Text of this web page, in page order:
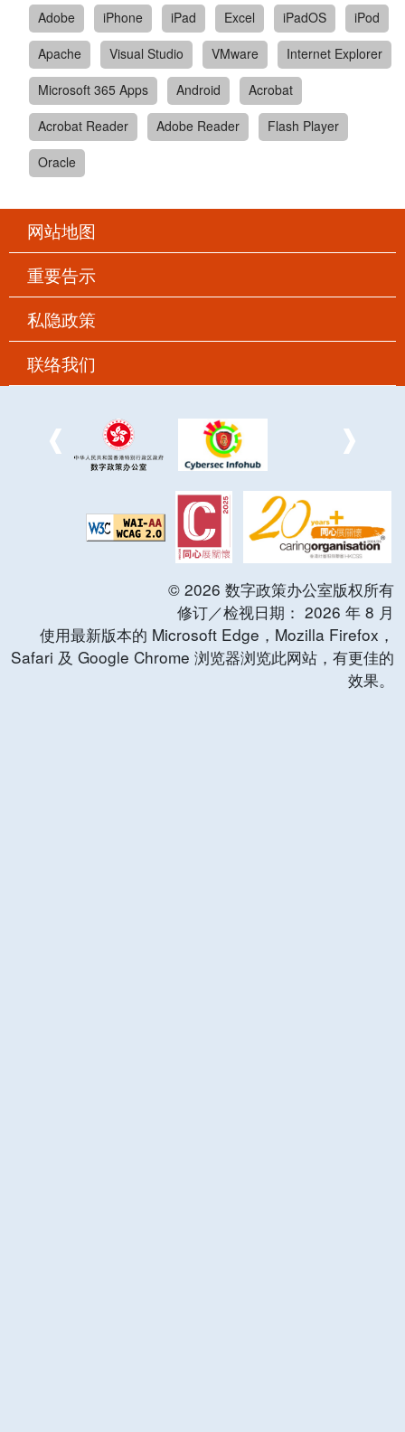
Adobe
iPhone iPad Excel iPadOS
iPod
Apache
Visual Studio VMware
Internet Explorer
Microsoft 365 Apps
Android
Acrobat
Acrobat Reader
Adobe Reader
Flash Player
Oracle
网站地图
重要告示
私隐政策
联络我们
© 2026 数字政策办公室版权所有
修订／检视日期： 2026 年 8 月
使用最新版本的 Microsoft Edge，Mozilla Firefox，
Safari 及 Google Chrome 浏览器浏览此网站，有更佳的
效果。